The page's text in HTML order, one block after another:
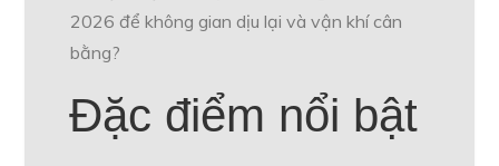
Đặc điểm nổi bật